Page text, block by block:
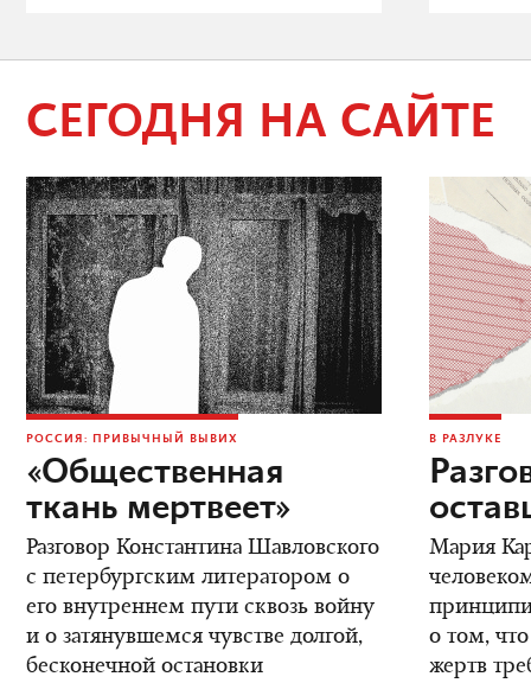
СЕГОДНЯ НА САЙТЕ
РОССИЯ: ПРИВЫЧНЫЙ ВЫВИХ
«Общественная
ткань мертвеет»
Разговор Константина Шавловского
с петербургским литератором о
его внутреннем пути сквозь войну
и о затянувшемся чувстве долгой,
бесконечной остановки
В РАЗЛУКЕ
Мария
о том,
жертв